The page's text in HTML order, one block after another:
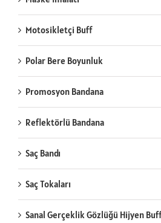
Motosikletçi Buff
Polar Bere Boyunluk
Promosyon Bandana
Reflektörlü Bandana
Saç Bandı
Saç Tokaları
Sanal Gerçeklik Gözlüğü Hijyen